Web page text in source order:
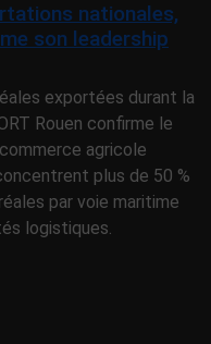
nationales,
son leadership
exportées durant la
Rouen confirme le
agricole
plus de 50 %
par voie maritime
logistiques.